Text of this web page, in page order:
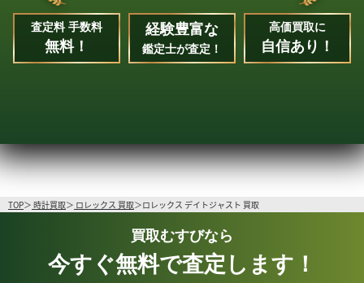
査定料 手数料
無料！
経験豊富な
鑑定士が査定！
高価買取に
自信あり！
TOP 時計買取 ロレックス 買取 ロレックス デイトジャスト 買取
買取むすびなら
今すぐ無料で査定します！